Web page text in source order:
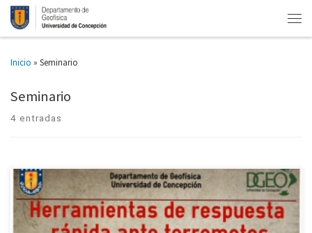
Inicio » Seminario
Seminario
4 entradas